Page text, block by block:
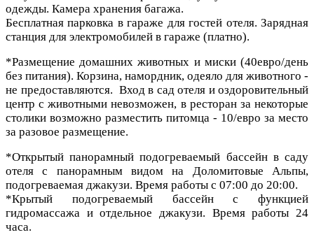
одежды. Камера хранения багажа.
Бесплатная парковка в гараже для гостей отеля. Зарядная
станция для электромобилей в гараже (платно).
*Размещение домашних животных и миски (40евро/день
без питания). Корзина, намордник, одеяло для животного -
не предоставляются. Вход в сад отеля и оздоровительный
центр с животными невозможен, в ресторан за некоторые
столики возможно разместить питомца - 10/евро за место
за разовое размещение.
*Открытый панорамный подогреваемый бассейн в саду
отеля с панорамным видом на Доломитовые Альпы,
подогреваемая джакузи. Время работы с 07:00 до 20:00.
*Крытый подогреваемый бассейн с функцией
гидромассажа и отдельное джакузи. Время работы 24
часа.